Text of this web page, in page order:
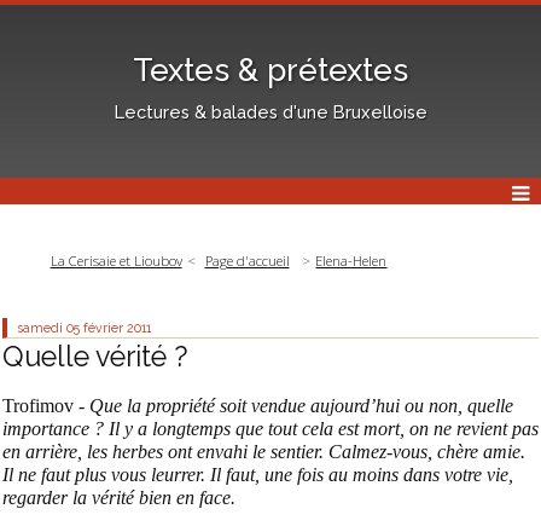
Textes & prétextes
Lectures & balades d'une Bruxelloise
La Cerisaie et Lioubov Page d'accueil Elena-Helen
samedi 05 février 2011
Quelle vérité ?
Trofimov - Que la propriété soit vendue aujourd’hui ou non, quelle
importance ? Il y a longtemps que tout cela est mort, on ne revient pas
en arrière, les herbes ont envahi le sentier. Calmez-vous, chère amie.
Il ne faut plus vous leurrer. Il faut, une fois au moins dans votre vie,
regarder la vérité bien en face.